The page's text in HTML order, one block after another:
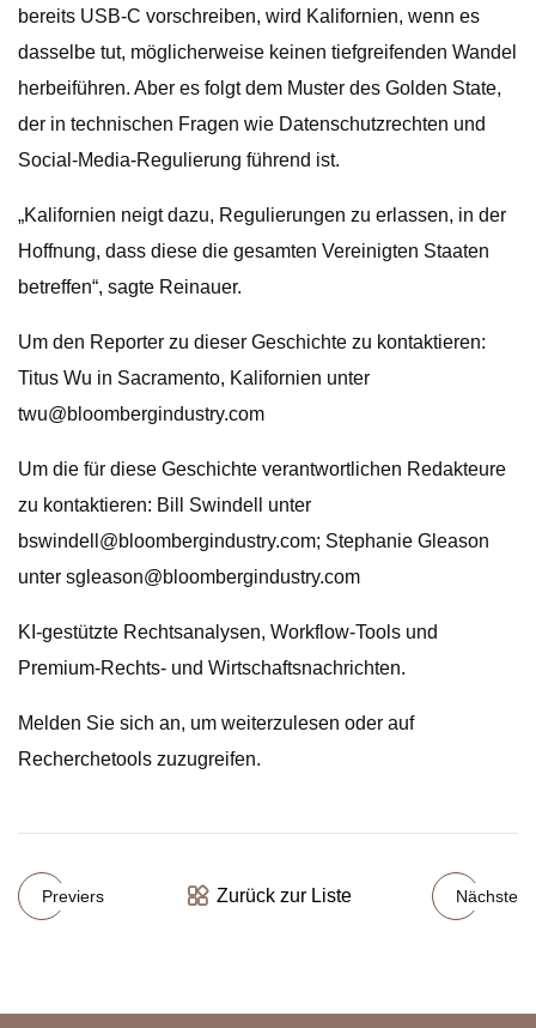
bereits USB-C vorschreiben, wird Kalifornien, wenn es
dasselbe tut, möglicherweise keinen tiefgreifenden Wandel
herbeiführen. Aber es folgt dem Muster des Golden State,
der in technischen Fragen wie Datenschutzrechten und
Social-Media-Regulierung führend ist.
„Kalifornien neigt dazu, Regulierungen zu erlassen, in der
Hoffnung, dass diese die gesamten Vereinigten Staaten
betreffen“, sagte Reinauer.
Um den Reporter zu dieser Geschichte zu kontaktieren:
Titus Wu in Sacramento, Kalifornien unter
twu@bloombergindustry.com
Um die für diese Geschichte verantwortlichen Redakteure
zu kontaktieren: Bill Swindell unter
bswindell@bloombergindustry.com; Stephanie Gleason
unter sgleason@bloombergindustry.com
KI-gestützte Rechtsanalysen, Workflow-Tools und
Premium-Rechts- und Wirtschaftsnachrichten.
Melden Sie sich an, um weiterzulesen oder auf
Recherchetools zuzugreifen.
Previers Zurück zur Liste Nächste